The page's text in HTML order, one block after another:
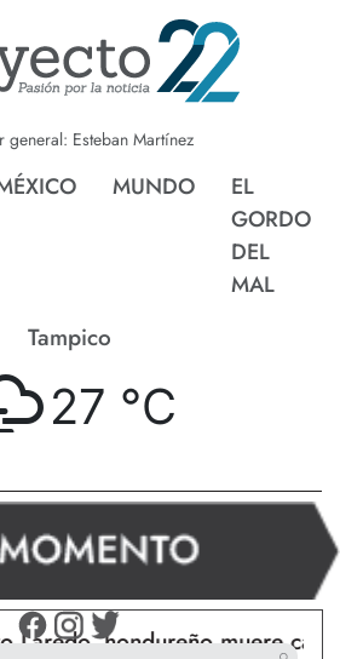
general: Esteban Martínez
MUNDO
EL
GORDO
DEL
MAL
Tampico
27 °C
hondureño muere calcinado